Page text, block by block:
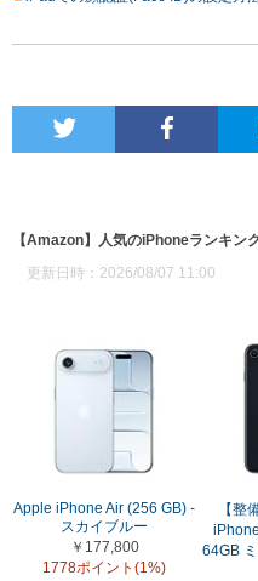
【Amazon】人気のiPhoneランキン
更新日時：2026/08/07 11:00
Apple iPhone Air (256 GB) -
スカイブルー
￥177,800
1778ポイント(1%)
【整
64GB